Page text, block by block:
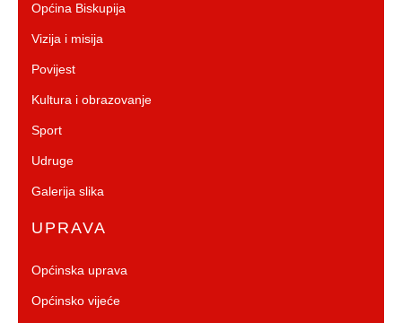
Općina Biskupija
Vizija i misija
Povijest
Kultura i obrazovanje
Sport
Udruge
Galerija slika
UPRAVA
Općinska uprava
Općinsko vijeće